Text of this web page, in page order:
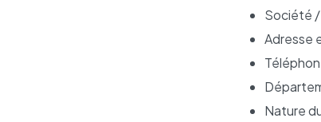
Société
Adresse
Nature